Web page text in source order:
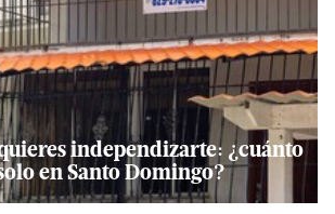
independizarte: ¿cuánto
en Santo Domingo?